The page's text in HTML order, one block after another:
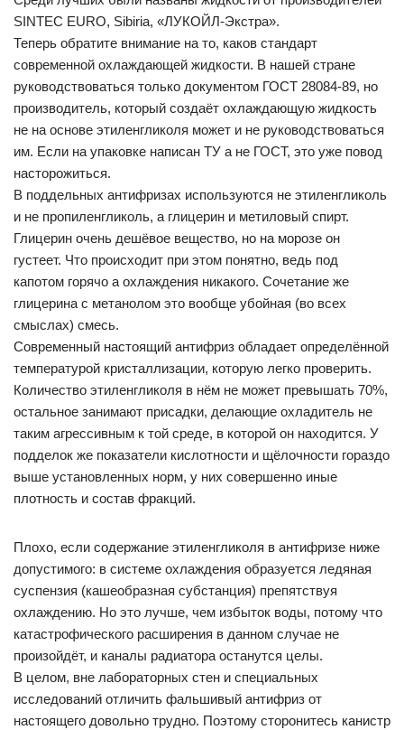
SINTEC EURO, Sibiria, «ЛУКОЙЛ-Экстра».
Теперь обратите внимание на то, каков стандарт
современной охлаждающей жидкости. В нашей стране
руководствоваться только документом ГОСТ 28084-89, но
производитель, который создаёт охлаждающую жидкость
не на основе этиленгликоля может и не руководствоваться
им. Если на упаковке написан ТУ а не ГОСТ, это уже повод
насторожиться.
В поддельных антифризах используются не этиленгликоль
и не пропиленгликоль, а глицерин и метиловый спирт.
Глицерин очень дешёвое вещество, но на морозе он
густеет. Что происходит при этом понятно, ведь под
капотом горячо а охлаждения никакого. Сочетание же
глицерина с метанолом это вообще убойная (во всех
смыслах) смесь.
Современный настоящий антифриз обладает определённой
температурой кристаллизации, которую легко проверить.
Количество этиленгликоля в нём не может превышать 70%,
остальное занимают присадки, делающие охладитель не
таким агрессивным к той среде, в которой он находится. У
подделок же показатели кислотности и щёлочности гораздо
выше установленных норм, у них совершенно иные
плотность и состав фракций.
Плохо, если содержание этиленгликоля в антифризе ниже
допустимого: в системе охлаждения образуется ледяная
суспензия (кашеобразная субстанция) препятствуя
охлаждению. Но это лучше, чем избыток воды, потому что
катастрофического расширения в данном случае не
произойдёт, и каналы радиатора останутся целы.
В целом, вне лабораторных стен и специальных
исследований отличить фальшивый антифриз от
настоящего довольно трудно. Поэтому сторонитесь канистр